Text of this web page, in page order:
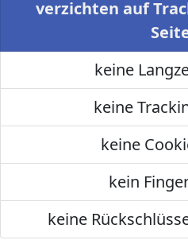
verzichten auf
keine
keine
keine
kein
keine